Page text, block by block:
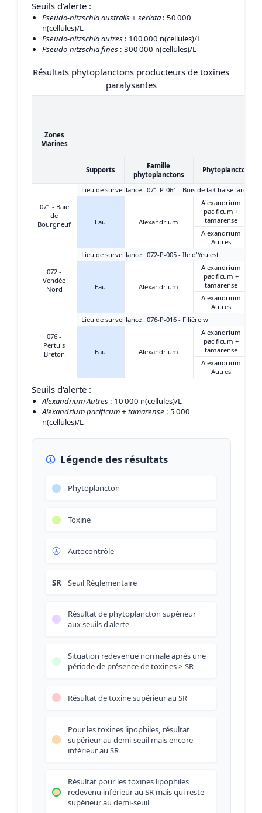
Seuils d'alerte :
Pseudo-nitzschia australis + seriata : 50 000
n(cellules)/L
Pseudo-nitzschia autres : 100 000 n(cellules)/L
Pseudo-nitzschia fines : 300 000 n(cellules)/L
Résultats phytoplanctons producteurs de toxines
paralysantes
Zones
Marines
Supports
Famille
phytoplanctons
Phytoplanctons
071 - Baie
de
Bourgneuf
Lieu de surveillance : 071-P-061 - Bois de la Chaise large
Eau Alexandrium
Alexandrium
pacificum +
tamarense
Alexandrium
Autres
072 -
Vendée
Nord
Lieu de surveillance : 072-P-005 - Ile d'Yeu est
Eau Alexandrium
Alexandrium
pacificum +
tamarense
Alexandrium
Autres
076 -
Pertuis
Breton
Lieu de surveillance : 076-P-016 - Filière w
Eau Alexandrium
Alexandrium
pacificum +
tamarense
Alexandrium
Autres
Seuils d'alerte :
Alexandrium Autres : 10 000 n(cellules)/L
Alexandrium pacificum + tamarense : 5 000
n(cellules)/L
Légende des résultats
Phytoplancton
Toxine
Autocontrôle
SR Seuil Réglementaire
Résultat de phytoplancton supérieur
aux seuils d'alerte
Situation redevenue normale après une
période de présence de toxines > SR
Résultat de toxine supérieur au SR
Pour les toxines lipophiles, résultat
supérieur au demi-seuil mais encore
inférieur au SR
Résultat pour les toxines lipophiles
redevenu inférieur au SR mais qui reste
supérieur au demi-seuil